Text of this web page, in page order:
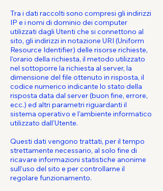
Tra i dati raccolti sono compresi gli indirizzi
IP e i nomi di dominio dei computer
utilizzati dagli Utenti che si connettono al
sito, gli indirizzi in notazione URI (Uniform
Resource Identifier) delle risorse richieste,
l'orario della richiesta, il metodo utilizzato
nel sottoporre la richiesta al server, la
dimensione del file ottenuto in risposta, il
codice numerico indicante lo stato della
risposta data dal server (buon fine, errore,
ecc.) ed altri parametri riguardanti il
sistema operativo e l'ambiente informatico
utilizzato dall'Utente.
Questi dati vengono trattati, per il tempo
strettamente necessario, al solo fine di
ricavare informazioni statistiche anonime
sull'uso del sito e per controllarne il
regolare funzionamento.